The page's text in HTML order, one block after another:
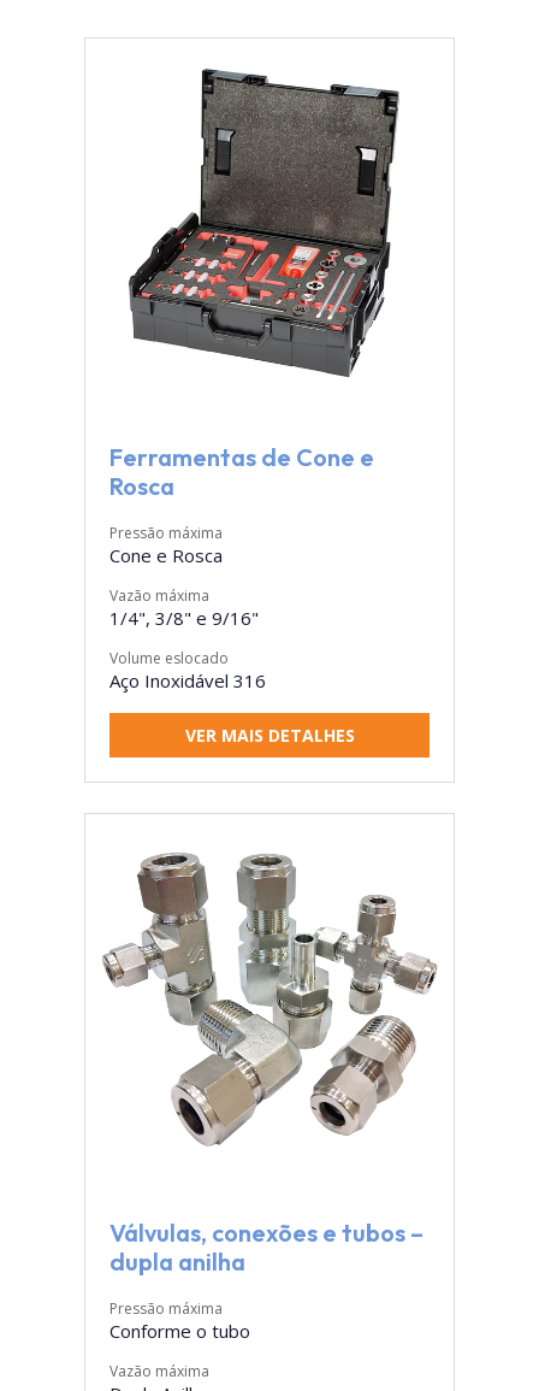
Ferramentas de Cone e
Rosca
Pressão máxima
Cone e Rosca
Vazão máxima
1/4", 3/8" e 9/16"
Volume eslocado
Aço Inoxidável 316
VER MAIS DETALHES
Válvulas, conexões e tubos –
dupla anilha
Pressão máxima
Conforme o tubo
Vazão máxima